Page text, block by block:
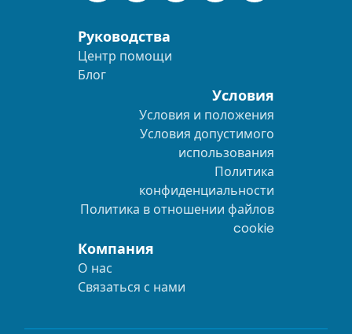
Руководства
Центр помощи
Блог
Условия
Условия и положения
Условия допустимого
использования
Политика
конфиденциальности
Политика в отношении файлов
cookie
Компания
О нас
Связаться с нами